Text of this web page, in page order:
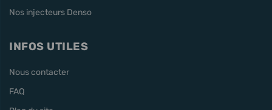
Nos injecteurs Denso
INFOS UTILES
Nous contacter
FAQ